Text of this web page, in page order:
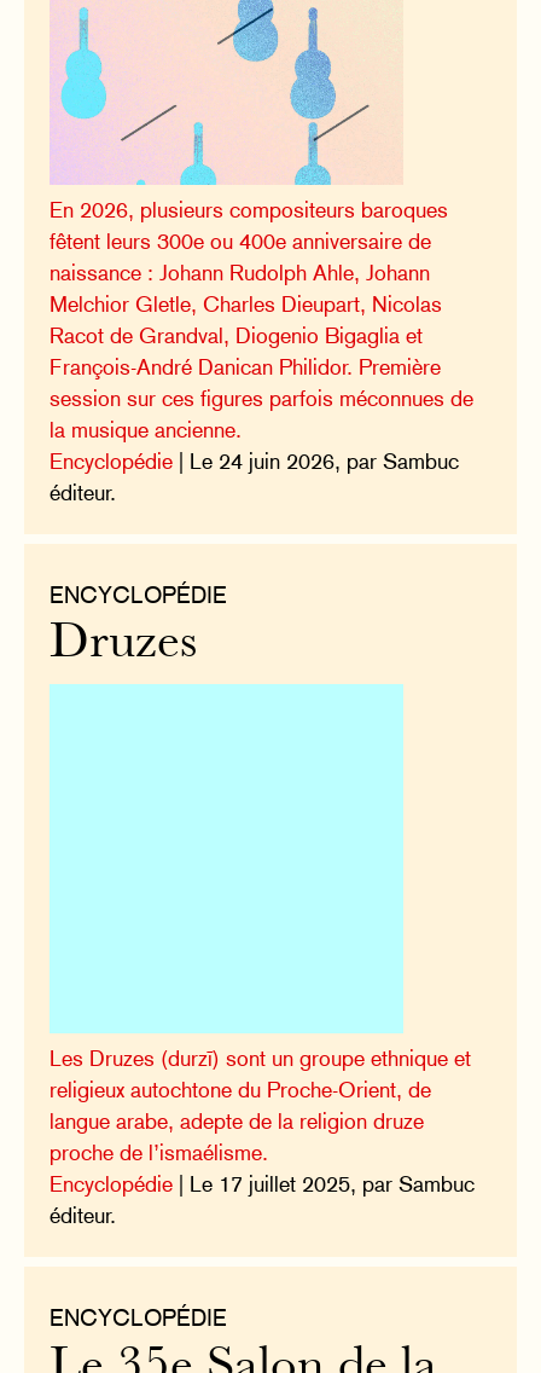
En 2026, plusieurs compositeurs baroques
fêtent leurs 300e ou 400e anniversaire de
naissance : Johann Rudolph Ahle, Johann
Melchior Gletle, Charles Dieupart, Nicolas
Racot de Grandval, Diogenio Bigaglia et
François-André Danican Philidor. Première
session sur ces figures parfois méconnues de
la musique ancienne.
Encyclopédie | Le 24 juin 2026, par Sambuc
éditeur.
ENCYCLOPÉDIE
Druzes
Les Druzes (durzī) sont un groupe ethnique et
religieux autochtone du Proche-Orient, de
langue arabe, adepte de la religion druze
proche de l’ismaélisme.
Encyclopédie | Le 17 juillet 2025, par Sambuc
éditeur.
ENCYCLOPÉDIE